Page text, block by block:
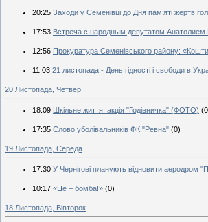
20:25 Заходи у Семенівці до Дня пам’яті жертв
17:53 Встреча с народным депутатом
12:56 Прокуратура Семенівського району:
11:03 21 листопада - День гідності і свободи в
20 Листопада, Четвер
18:09 Шкільне життя: акція "Годівничка" (ФОТО)
17:35 Слово уболівальників ФК "Ревна" (0)
19 Листопада, Середа
17:30 У Чернігові планують відновити аеродром
10:17 «Це – бомба!» (0)
18 Листопада, Вівторок